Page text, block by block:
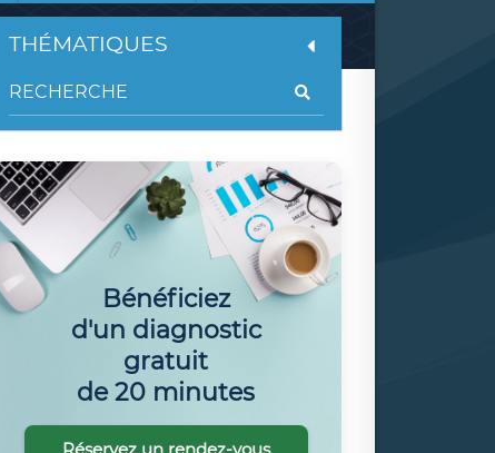
THÉMATIQUES
Bénéficiez
d'un diagnostic
gratuit
de 20 minutes
Réservez un rendez-vous